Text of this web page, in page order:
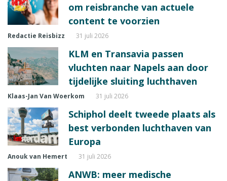
om reisbranche van actuele
content te voorzien
Redactie Reisbizz 31 juli 2026
KLM en Transavia passen
vluchten naar Napels aan door
tijdelijke sluiting luchthaven
Klaas-Jan Van Woerkom 31 juli 2026
Schiphol deelt tweede plaats als
best verbonden luchthaven van
Europa
Anouk van Hemert 31 juli 2026
ANWB: meer medische